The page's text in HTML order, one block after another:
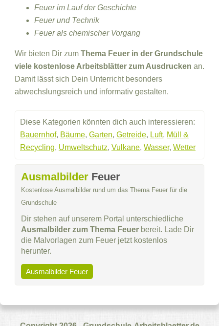
Feuer im Lauf der Geschichte
Feuer und Technik
Feuer als chemischer Vorgang
Wir bieten Dir zum Thema Feuer in der Grundschule
viele kostenlose Arbeitsblätter zum Ausdrucken an.
Damit lässt sich Dein Unterricht besonders
abwechslungsreich und informativ gestalten.
Diese Kategorien könnten dich auch interessieren:
Bauernhof, Bäume, Garten, Getreide, Luft, Müll &
Recycling, Umweltschutz, Vulkane, Wasser, Wetter
Ausmalbilder Feuer
Kostenlose Ausmalbilder rund um das Thema Feuer für die
Grundschule
Dir stehen auf unserem Portal unterschiedliche
Ausmalbilder zum Thema Feuer bereit. Lade Dir
die Malvorlagen zum Feuer jetzt kostenlos
herunter.
Ausmalbilder Feuer